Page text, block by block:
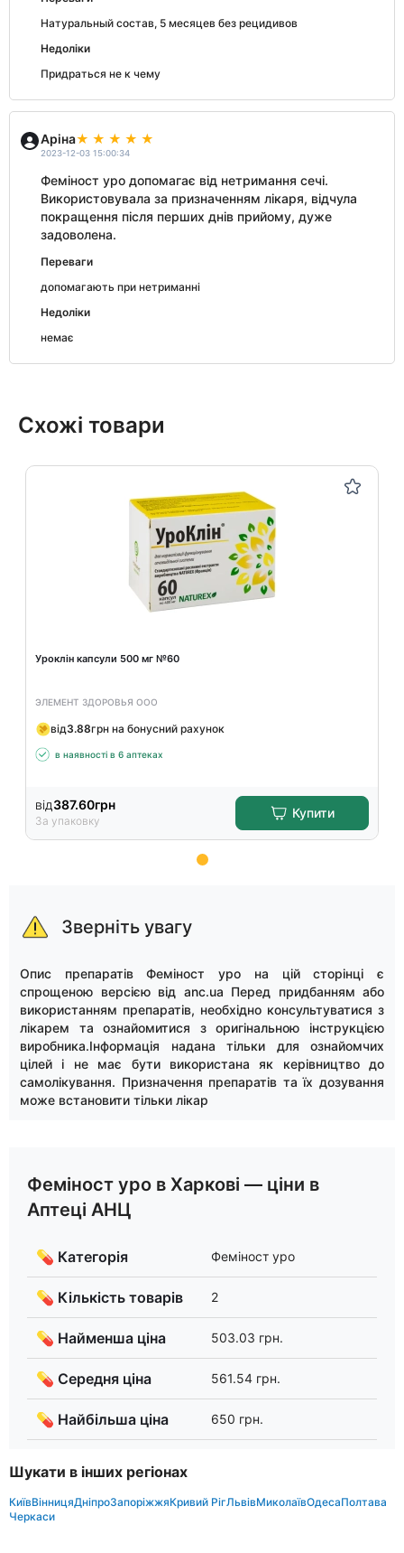
Натуральный состав, 5 месяцев без рецидивов
Недоліки
Придраться не к чему
Аріна
2023-12-03 15:00:34
Феміност уро допомагає від нетримання сечі.
Використовувала за призначенням лікаря, відчула
покращення після перших днів прийому, дуже
задоволена.
Переваги
допомагають при нетриманні
Недоліки
немає
Схожі товари
Уроклін капсули 500 мг №60
ЭЛЕМЕНТ ЗДОРОВЬЯ ООО
від3.88грн на бонусний рахунок
в наявності в 6 аптеках
від387.60грн
За упаковку
Купити
15
Зверніть увагу
Опис препаратів Феміност уро на цій сторінці є
спрощеною версією від anc.ua Перед придбанням або
використанням препаратів, необхідно консультуватися з
лікарем та ознайомитися з оригінальною інструкцією
виробника.Інформація надана тільки для ознайомчих
цілей і не має бути використана як керівництво до
самолікування. Призначення препаратів та їх дозування
може встановити тільки лікар
Феміност уро в Харкові — ціни в
Аптеці АНЦ
💊 Категорія Феміност уро
💊 Кількість товарів 2
💊 Найменша ціна 503.03 грн.
💊 Середня ціна 561.54 грн.
💊 Найбільша ціна 650 грн.
Шукати в інших регіонах
КиївВінницяДніпроЗапоріжжяКривий РігЛьвівМиколаївОдесаПолтава
Черкаси